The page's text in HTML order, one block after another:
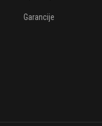
Garancije